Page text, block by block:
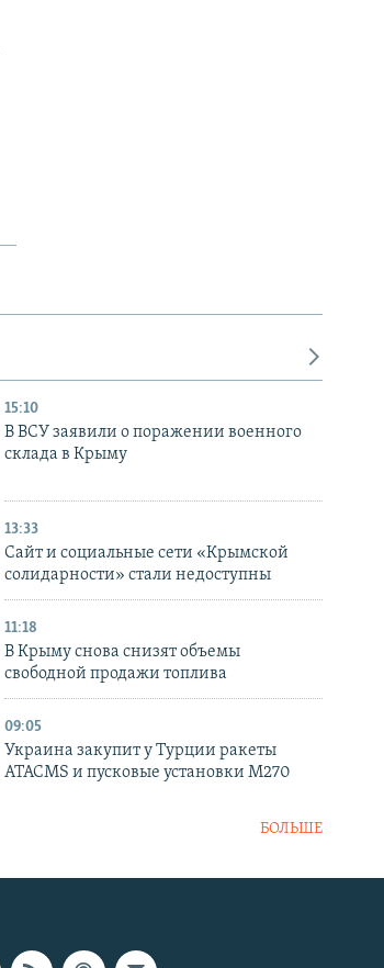
15:10
В ВСУ заявили о поражении военного
склада в Крыму
13:33
Сайт и социальные сети «Крымской
солидарности» стали недоступны
11:18
В Крыму снова снизят объемы
свободной продажи топлива
09:05
Украина закупит у Турции ракеты
ATACMS и пусковые установки M270
БОЛЬШЕ